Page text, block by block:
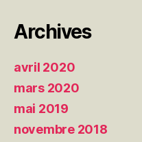
Archives
avril 2020
mars 2020
mai 2019
novembre 2018